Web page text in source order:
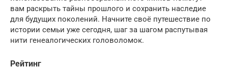
вам раскрыть тайны прошлого и сохранить наследие
для будущих поколений. Начните своё путешествие по
истории семьи уже сегодня, шаг за шагом распутывая
нити генеалогических головоломок.
Рейтинг